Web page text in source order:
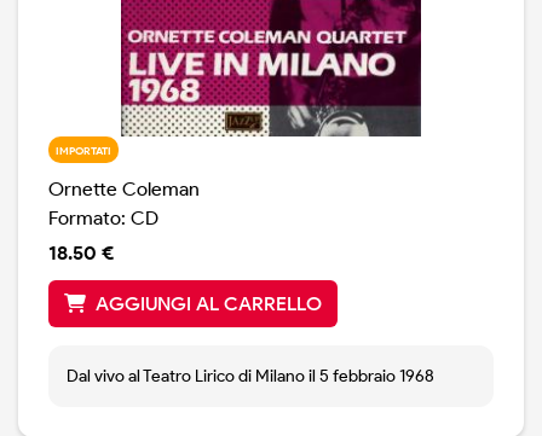
IMPORTATI
Ornette Coleman
Formato: CD
18.50 €
AGGIUNGI AL CARRELLO
Dal vivo al Teatro Lirico di Milano il 5 febbraio 1968